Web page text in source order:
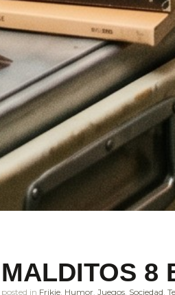
MALDITOS 8
posted in Frikie, Humor, Juegos, Sociedad,